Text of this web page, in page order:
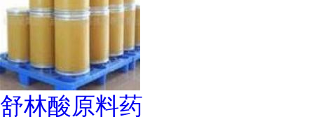
舒林酸原料药